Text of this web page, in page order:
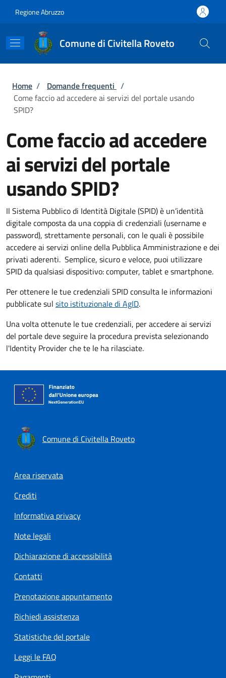
Regione Abruzzo
Comune di Civitella Roveto
Briciole di pane
Home / Domande frequenti /
Come faccio ad accedere ai servizi del portale usando
SPID?
Come faccio ad accedere
ai servizi del portale
usando SPID?
Il Sistema Pubblico di Identità Digitale (SPID) è un’identità
digitale composta da una coppia di credenziali (username e
password), strettamente personali, con le quali è possibile
accedere ai servizi online della Pubblica Amministrazione e dei
privati aderenti. Semplice, sicuro e veloce, puoi utilizzare
SPID da qualsiasi dispositivo: computer, tablet e smartphone.
Per ottenere le tue credenziali SPID consulta le informazioni
pubblicate sul sito istituzionale di AgID.
Una volta ottenute le tue credenziali, per accedere ai servizi
del portale deve seguire la procedura prevista selezionando
l'Identity Provider che te le ha rilasciate.
Comune di Civitella Roveto
Footer menu
Area riservata
Crediti
Informativa privacy
Note legali
Dichiarazione di accessibilità
Contatti
Prenotazione appuntamento
Richiedi assistenza
Statistiche del portale
Leggi le FAQ